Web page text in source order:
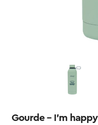
Gourde – I’m happy